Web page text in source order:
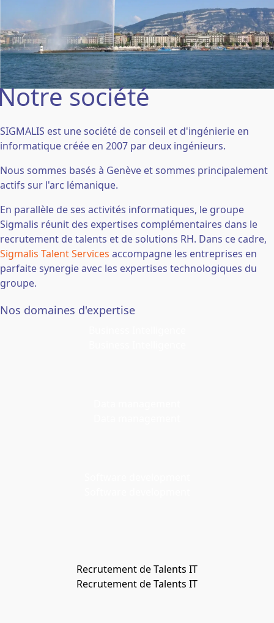
société
SIGMALIS est une société de conseil et d'ingénierie en
informatique créée en 2007 par deux ingénieurs.
Nous sommes basés à Genève et sommes principalement
actifs sur l'arc lémanique.
En parallèle de ses activités informatiques, le groupe
Sigmalis réunit des expertises complémentaires dans le
recrutement de talents et de solutions RH. Dans ce cadre,
Sigmalis Talent Services accompagne les entreprises en
parfaite synergie avec les expertises technologiques du
groupe.
Nos domaines d'expertise
Recrutement de Talents IT
Recrutement de Talents IT